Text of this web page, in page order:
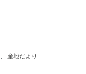
、 産地だより